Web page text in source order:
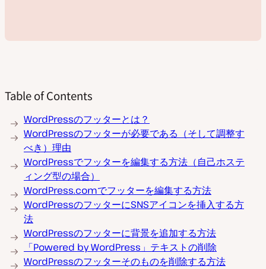
動
画
を
生
Table of Contents
WordPressのフッターとは？
WordPressのフッターが必要である（そして調整す
べき）理由
WordPressでフッターを編集する方法（自己ホステ
ィング型の場合）
WordPress.comでフッターを編集する方法
WordPressのフッターにSNSアイコンを挿入する方
法
WordPressのフッターに背景を追加する方法
「Powered by WordPress」テキストの削除
WordPressのフッターそのものを削除する方法